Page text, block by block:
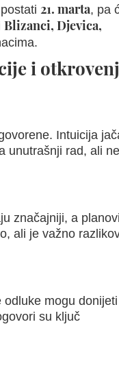
21. marta, pa
Blizanci, Djevica,
i
Intuicija
unutrašnji rad, ali
značajniji, a
ali je važno
mogu donijeti
su ključ